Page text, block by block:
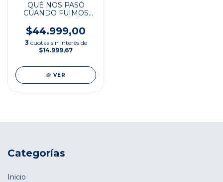
QUÉ NOS PASÓ
CUANDO FUIMOS
HICIMOS CON ESO
$44.999,00
3 cuotas sin interés de
$14.999,67
VER
Categorías
Inicio